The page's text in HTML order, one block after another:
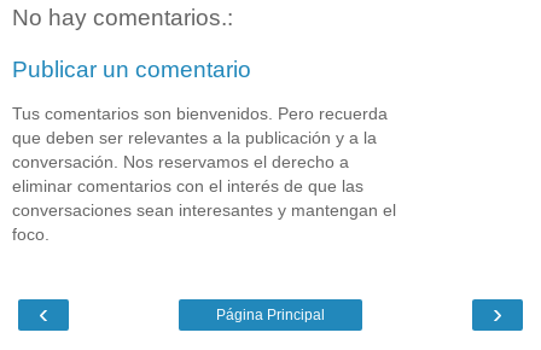
No hay comentarios.:
Publicar un comentario
Tus comentarios son bienvenidos. Pero recuerda
que deben ser relevantes a la publicación y a la
conversación. Nos reservamos el derecho a
eliminar comentarios con el interés de que las
conversaciones sean interesantes y mantengan el
foco.
‹ ›
Página Principal